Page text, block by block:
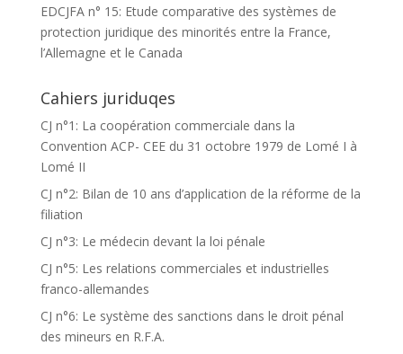
EDCJFA n° 15: Etude comparative des systèmes de
protection juridique des minorités entre la France,
l’Allemagne et le Canada
Cahiers juriduqes
CJ n°1: La coopération commerciale dans la
Convention ACP- CEE du 31 octobre 1979 de Lomé I à
Lomé II
CJ n°2: Bilan de 10 ans d’application de la réforme de la
filiation
CJ n°3: Le médecin devant la loi pénale
CJ n°5: Les relations commerciales et industrielles
franco-allemandes
CJ n°6: Le système des sanctions dans le droit pénal
des mineurs en R.F.A.